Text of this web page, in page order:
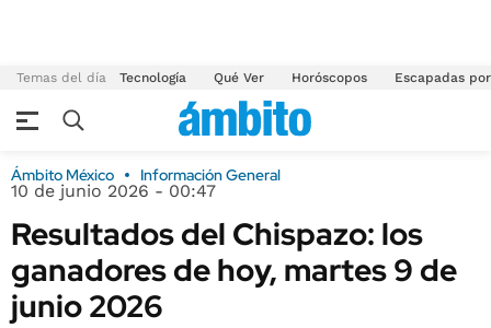
Temas del día Tecnología Qué Ver Horóscopos Escapadas
Ámbito México Información General
10 de junio 2026 - 00:47
Resultados del Chispazo: los
ganadores de hoy, martes 9 de
junio 2026